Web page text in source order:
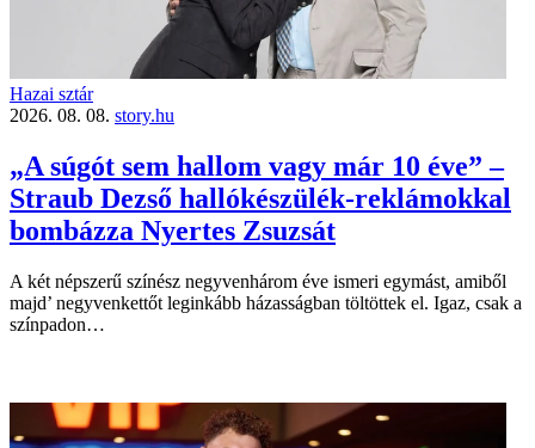
Hazai sztár
2026. 08. 08. story.hu
„A súgót sem hallom vagy már 10 éve” –
Straub Dezső hallókészülék-reklámokkal
bombázza Nyertes Zsuzsát
A két népszerű színész negyvenhárom éve ismeri egymást, amiből
majd’ negyvenkettőt leginkább házasságban töltöttek el. Igaz, csak a
színpadon…